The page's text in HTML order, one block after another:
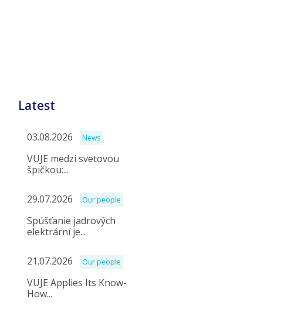
Latest
03.08.2026 News
VUJE medzi svetovou
špičkou:...
29.07.2026 Our people
Spúšťanie jadrových
elektrární je...
21.07.2026 Our people
VUJE Applies Its Know-
How...